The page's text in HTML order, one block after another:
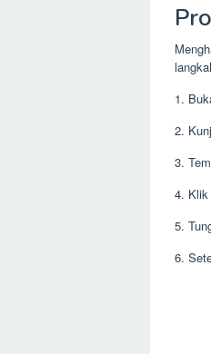
1.
2.
3.
4. Klik
5.
6.